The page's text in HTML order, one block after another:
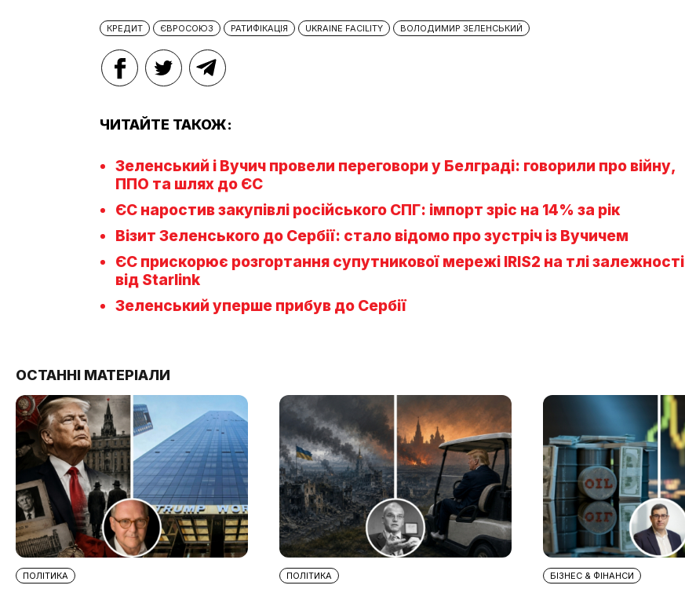
КРЕДИТ ЄВРОСОЮЗ РАТИФІКАЦІЯ UKRAINE FACILITY ВОЛОДИМИР ЗЕЛЕНСЬКИЙ
ЧИТАЙТЕ ТАКОЖ:
Зеленський і Вучич провели переговори у Белграді: говорили про війну,
ППО та шлях до ЄС
ЄС наростив закупівлі російського СПГ: імпорт зріс на 14% за рік
Візит Зеленського до Сербії: стало відомо про зустріч із Вучичем
ЄС прискорює розгортання супутникової мережі IRIS2 на тлі залежності
від Starlink
Зеленський уперше прибув до Сербії
ОСТАННІ МАТЕРІАЛИ
ПОЛІТИКА ПОЛІТИКА БІЗНЕС & ФІНАНСИ